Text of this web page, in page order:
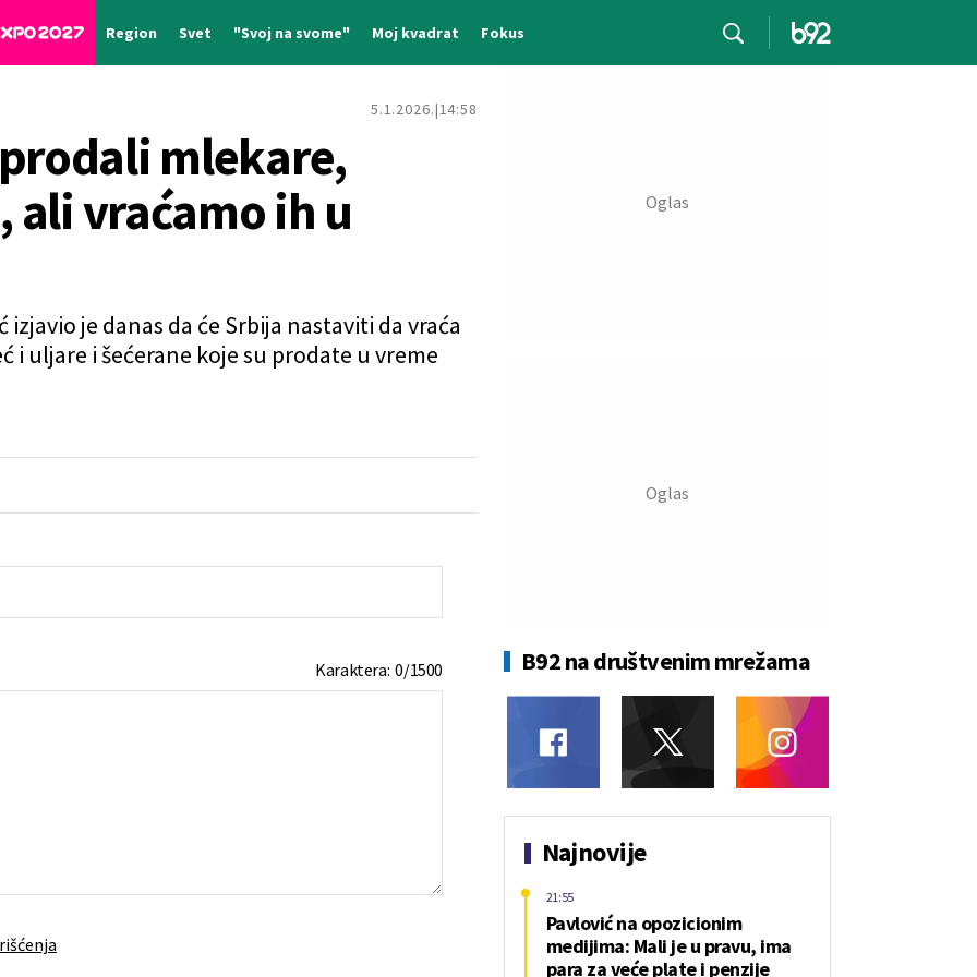
Region Svet "Svoj na svome" Moj kvadrat Fokus
5.1.2026. 14:58
mlekare,
ali vraćamo ih u
je danas da će Srbija nastaviti da vraća
i uljare i šećerane koje su prodate u vreme
Karaktera:0/1500 B92 na društvenim mrežama
Najnovije
Pavlović na opozicionim
medijima: Mali je u pravu, ima
para za veće plate i penzije
21:55